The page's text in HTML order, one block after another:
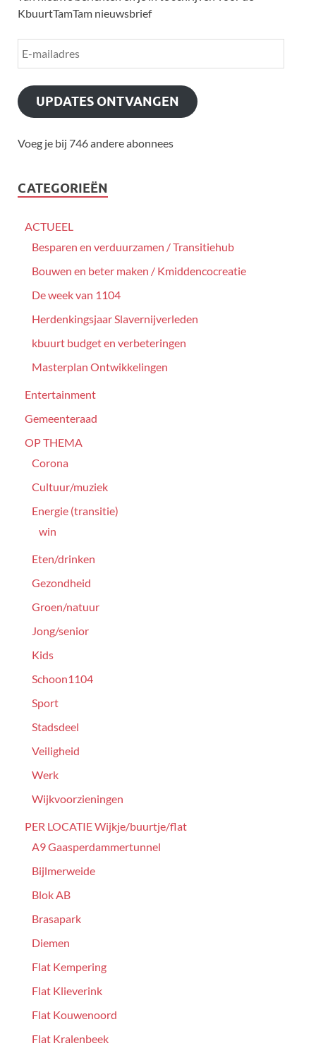
KbuurtTamTam nieuwsbrief
UPDATES ONTVANGEN
Voeg je bij 746 andere abonnees
CATEGORIEËN
ACTUEEL
Besparen en verduurzamen / Transitiehub
Bouwen en beter maken / Kmiddencocreatie
De week van 1104
Herdenkingsjaar Slavernijverleden
kbuurt budget en verbeteringen
Masterplan Ontwikkelingen
Entertainment
Gemeenteraad
OP THEMA
Corona
Cultuur/muziek
Energie (transitie)
win
Eten/drinken
Gezondheid
Groen/natuur
Jong/senior
Kids
Schoon1104
Sport
Stadsdeel
Veiligheid
Werk
Wijkvoorzieningen
PER LOCATIE Wijkje/buurtje/flat
A9 Gaasperdammertunnel
Bijlmerweide
Blok AB
Brasapark
Diemen
Flat Kempering
Flat Klieverink
Flat Kouwenoord
Flat Kralenbeek